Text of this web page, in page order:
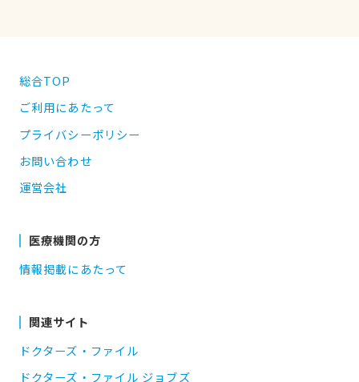
総合TOP
ご利用にあたって
プライバシーポリシー
お問い合わせ
運営会社
医療機関の方
情報掲載にあたって
関連サイト
ドクターズ・ファイル
ドクターズ・ファイル ジョブズ